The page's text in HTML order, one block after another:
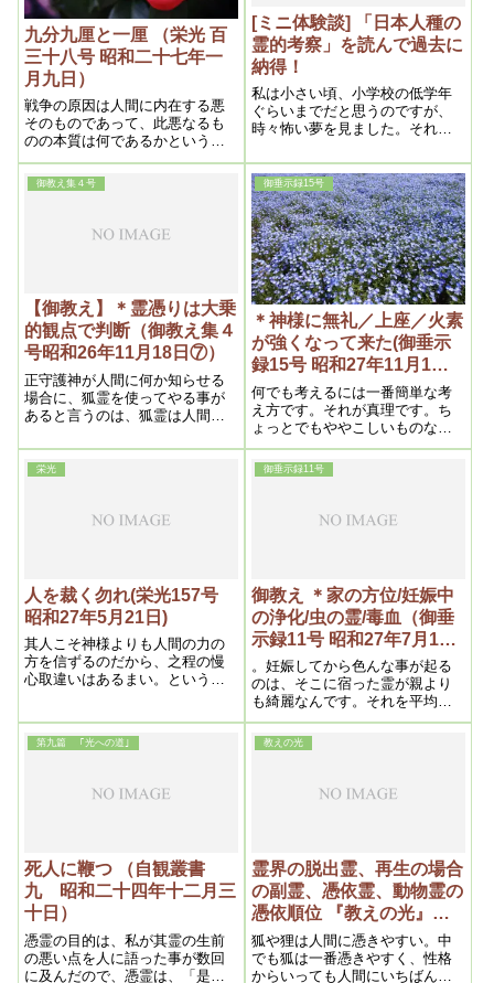
は嫌だというので、それでは龍
神になって時を待てというの
で、八大龍王となって時を待っ
たのです。それでお釈迦さんか
ら名前をもらって、それでお釈
迦さんに封じ込められたという
事になってます。
九分九厘と一厘 （栄光 百
三十八号 昭和二十七年一
月九日）
戦争の原因は人間に内在する悪
そのものであって、此悪なるも
のの本質は何であるかという
と、曩にもかいた如く動物霊の
意欲の表われであって、其行為
が動物的であるに見ても明かで
[ミニ体験談] 「日本人種の
霊的考察」を読んで過去に
納得！
私は小さい頃、小学校の低学年
ぐらいまでだと思うのですが、
時々怖い夢を見ました。それは
かから狙われているらしく、か
くれんぼのように、物陰に隠れ
て、相手から見つからないよ
に、見つからないように移動す
る夢です。
御教え集４号
【御教え】＊霊憑りは大乗
的観点で判断（御教え集４
号昭和26年11月18日⑦）
正守護神が人間に何か知らせる
場合に、狐霊を使ってやる事が
あると言うのは、狐霊は人間に
いので、そう言う場合に正守護
神が狐霊を使うと狐霊が憑って
――何しろ狐ですから、地金が
御垂示録15号
＊神様に無礼／上座／火素
が強くなって来た(御垂示
録15号 昭和27年11月1日
⑤)
何でも考えるには一番簡単な考
え方です。それが真理です。ち
ょっとでもややこしいものな
ら、それは真理ではないので
す。だから真理というのは一番
易しいのです。それをゴチャゴ
栄光
人を裁く勿れ(栄光157号
昭和27年5月21日)
其人こそ神様よりも人間の力の
方を信ずるのだから、之程の慢
心取違いはあるまい。というよ
で、間違った人に対しては、神
様は最初其人を覚らせるべく御
ない時は命迄召上げられる事が
よくある。
御垂示録11号
御教え ＊家の方位/妊娠中
の浄化/虫の霊/毒血（御垂
示録11号 昭和27年7月1日
③）
。妊娠してから色んな事が起る
のは、そこに宿った霊が親より
も綺麗なんです。それを平均さ
せる為に、親の汚ない物が浄化
されるという訳です
第九篇 ｢光への道｣
死人に鞭つ （自観叢書
九 昭和二十四年十二月三
十日）
憑霊の目的は、私が其霊の生前
の悪い点を人に語った事が数回
に及んだので、憑霊は、「是非
教えの光
霊界の脱出霊、再生の場合
の副霊、憑依霊、動物霊の
憑依順位 『教えの光』（3.
霊及び霊界の問題)昭和二
十六年五月二十日
狐や狸は人間に憑きやすい。中
でも狐は一番憑きやすく、性格
からいっても人間にいちばん似